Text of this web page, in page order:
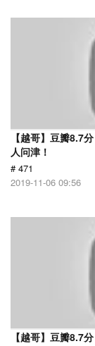
【越哥】豆瓣8.7
人问津！
# 471
2019-11-06 09:56
【越哥】豆瓣8.7